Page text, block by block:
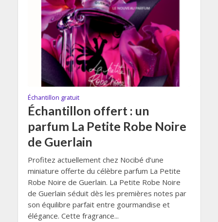
Échantillon gratuit
Échantillon offert : un
parfum La Petite Robe Noire
de Guerlain
Profitez actuellement chez Nocibé d’une
miniature offerte du célèbre parfum La Petite
Robe Noire de Guerlain. La Petite Robe Noire
de Guerlain séduit dès les premières notes par
son équilibre parfait entre gourmandise et
élégance. Cette fragrance...